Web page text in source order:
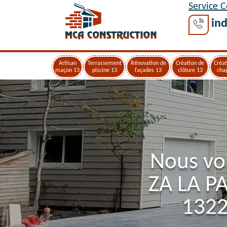
Service
Artisan
maçon 13
Terrassement
piscine 13
Rénovation de
façades 13
Création de
clôture 13
Nous
ZA LA